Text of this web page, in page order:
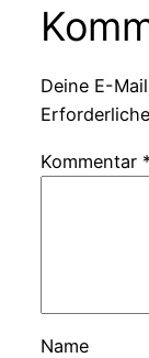
Deine E-
Kommentar *
Name